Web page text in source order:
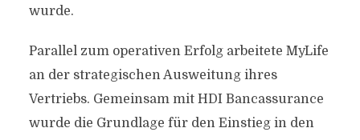
wurde.
Parallel zum operativen Erfolg arbeitete MyLife
an der strategischen Ausweitung ihres
Vertriebs. Gemeinsam mit HDI Bancassurance
wurde die Grundlage für den Einstieg in den